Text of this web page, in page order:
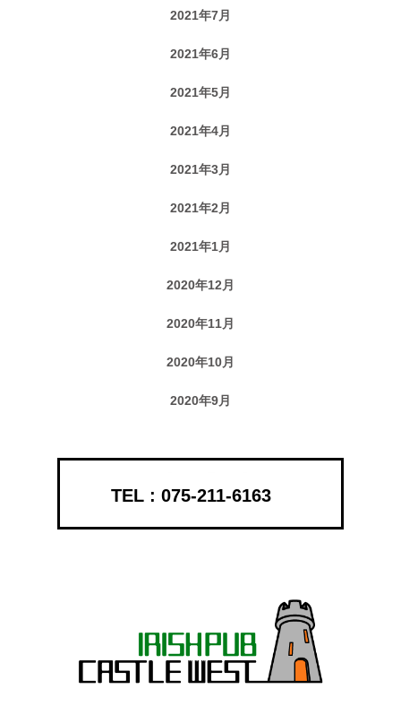
2021年7月
2021年6月
2021年5月
2021年4月
2021年3月
2021年2月
2021年1月
2020年12月
2020年11月
2020年10月
2020年9月
075-211-6163